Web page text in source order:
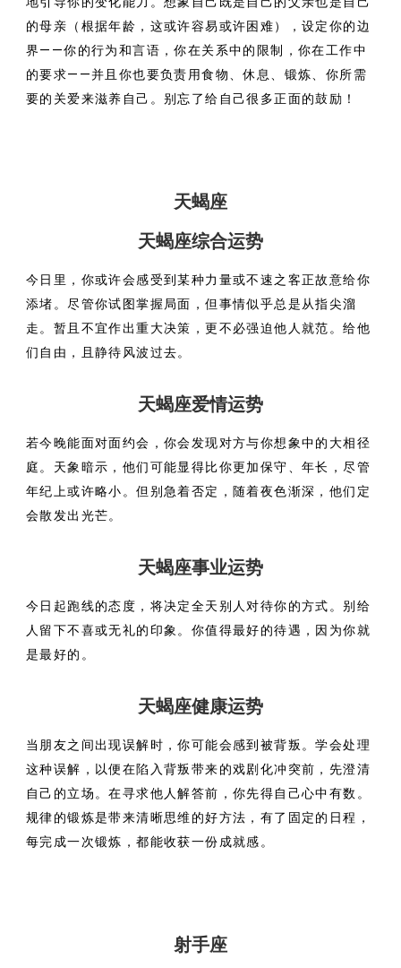
的母亲（根据年龄，这或许容易或许困难），设定你的边
界——你的行为和言语，你在关系中的限制，你在工作中
的要求——并且你也要负责用食物、休息、锻炼、你所需
要的关爱来滋养自己。别忘了给自己很多正面的鼓励！
天蝎座
天蝎座综合运势
今日里，你或许会感受到某种力量或不速之客正故意给你
添堵。尽管你试图掌握局面，但事情似乎总是从指尖溜
走。暂且不宜作出重大决策，更不必强迫他人就范。给他
们自由，且静待风波过去。
天蝎座爱情运势
若今晚能面对面约会，你会发现对方与你想象中的大相径
庭。天象暗示，他们可能显得比你更加保守、年长，尽管
年纪上或许略小。但别急着否定，随着夜色渐深，他们定
会散发出光芒。
天蝎座事业运势
今日起跑线的态度，将决定全天别人对待你的方式。别给
人留下不喜或无礼的印象。你值得最好的待遇，因为你就
是最好的。
天蝎座健康运势
当朋友之间出现误解时，你可能会感到被背叛。学会处理
这种误解，以便在陷入背叛带来的戏剧化冲突前，先澄清
自己的立场。在寻求他人解答前，你先得自己心中有数。
规律的锻炼是带来清晰思维的好方法，有了固定的日程，
每完成一次锻炼，都能收获一份成就感。
射手座